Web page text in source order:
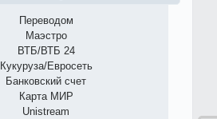
Переводом
Маэстро
ВТБ/ВТБ 24
Кукуруза/Евросеть
Банковский счет
Карта МИР
Unistream